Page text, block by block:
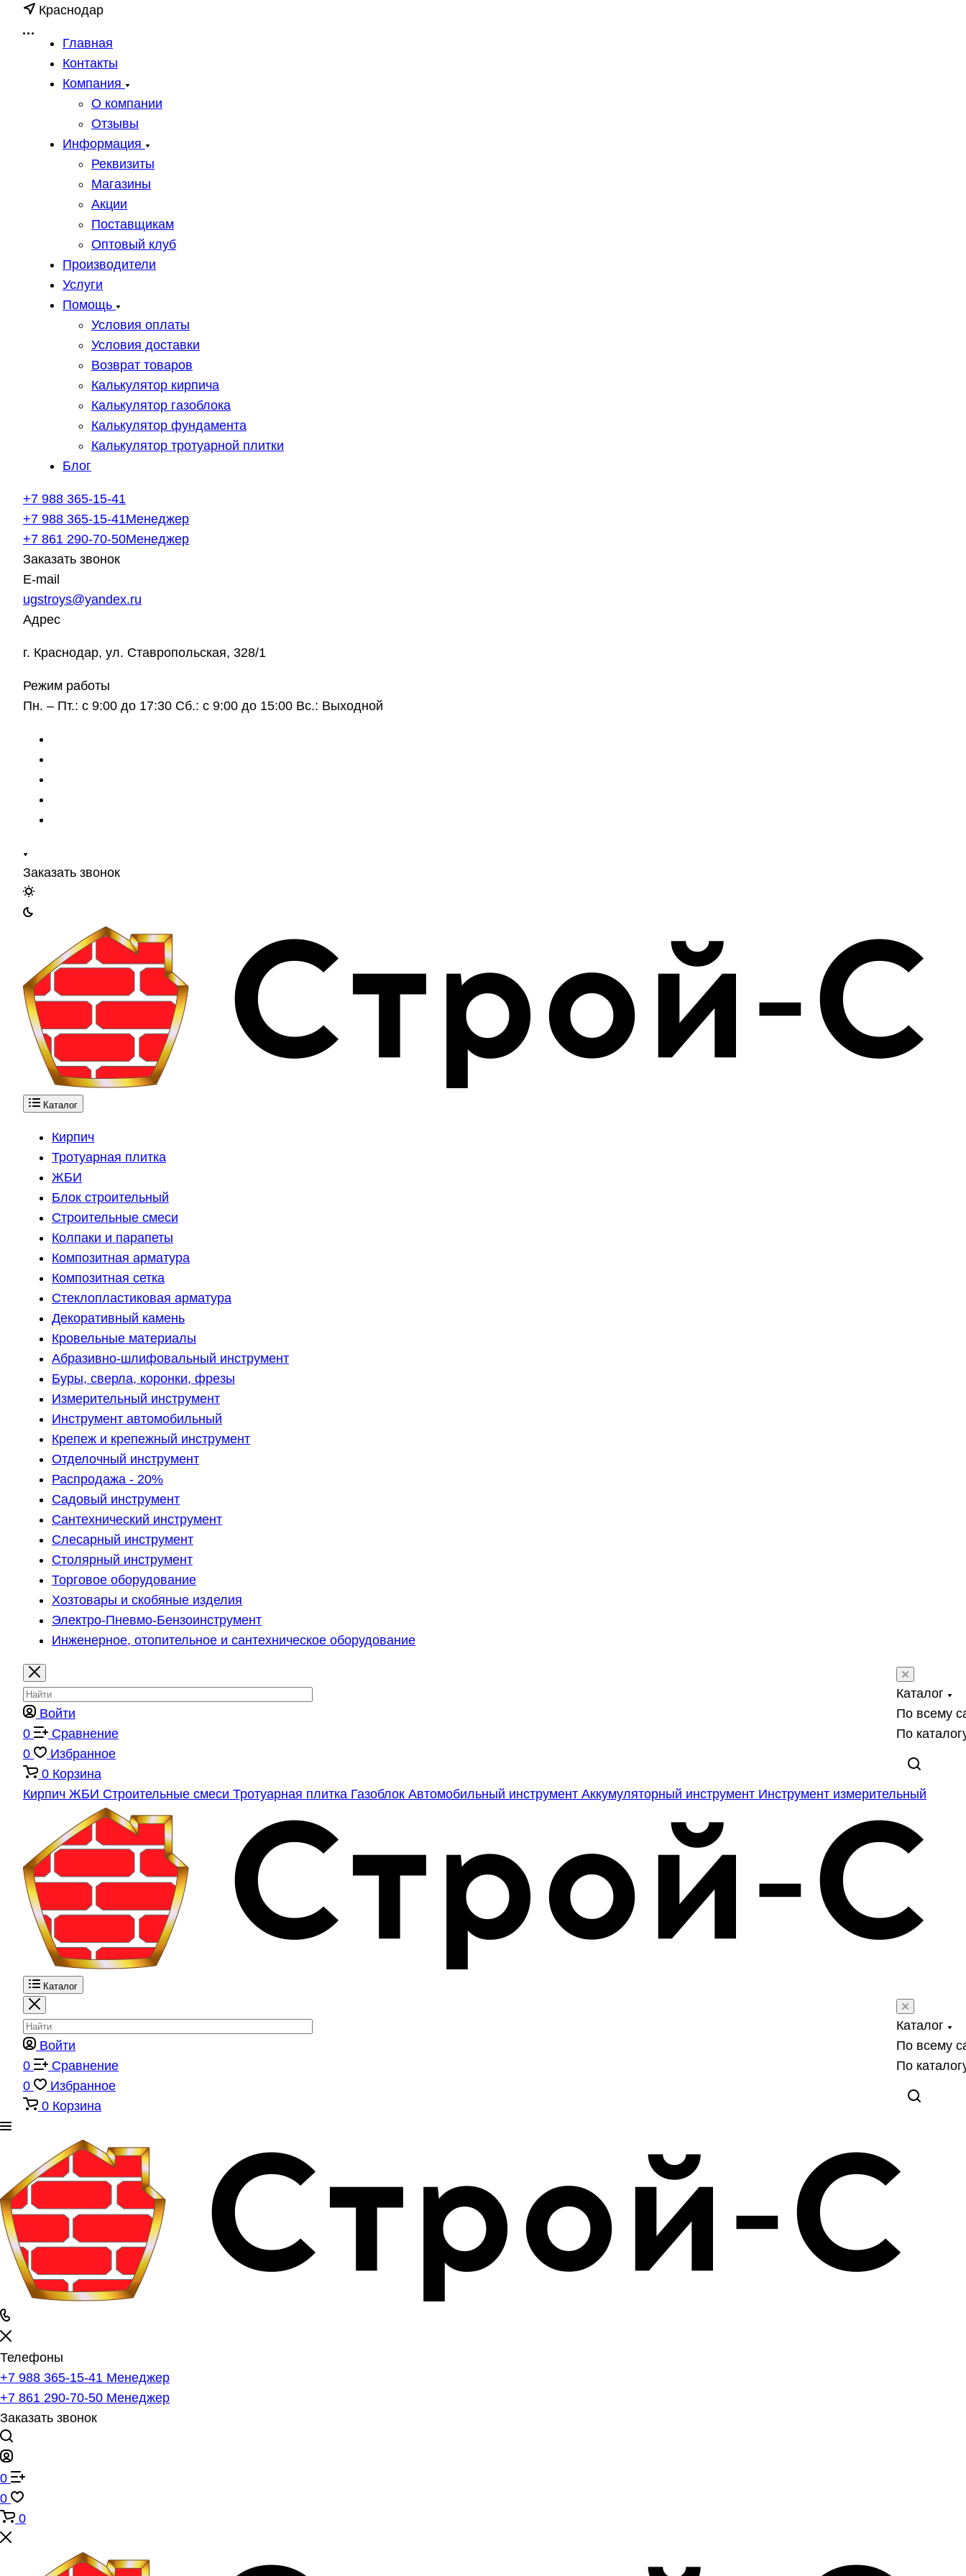
Краснодар
Главная
Контакты
Компания
О компании
Отзывы
Информация
Реквизиты
Магазины
Акции
Поставщикам
Оптовый клуб
Производители
Услуги
Помощь
Условия оплаты
Условия доставки
Возврат товаров
Калькулятор кирпича
Калькулятор газоблока
Калькулятор фундамента
Калькулятор тротуарной плитки
Блог
+7 988 365-15-41
+7 988 365-15-41Менеджер
+7 861 290-70-50Менеджер
Заказать звонок
E-mail
ugstroys@yandex.ru
Адрес
г. Краснодар, ул. Ставропольская, 328/1
Режим работы
Пн. – Пт.: с 9:00 до 17:30 Сб.: с 9:00 до 15:00 Вс.: Выходной
Заказать звонок
Каталог
Кирпич
Тротуарная плитка
ЖБИ
Блок строительный
Строительные смеси
Колпаки и парапеты
Композитная арматура
Композитная сетка
Стеклопластиковая арматура
Декоративный камень
Кровельные материалы
Абразивно-шлифовальный инструмент
Буры, сверла, коронки, фрезы
Измерительный инструмент
Инструмент автомобильный
Крепеж и крепежный инструмент
Отделочный инструмент
Распродажа - 20%
Садовый инструмент
Сантехнический инструмент
Слесарный инструмент
Столярный инструмент
Торговое оборудование
Хозтовары и скобяные изделия
Электро-Пневмо-Бензоинструмент
Инженерное, отопительное и сантехническое оборудование
Каталог
По всему
По
Войти
0
Сравнение
0
Избранное
0 Корзина
Кирпич ЖБИ Строительные смеси Тротуарная плитка Газоблок Автомобильный инструмент Аккумуляторный инструмент Инструмент измерительный
Каталог
Каталог
По всему
По
Войти
0
Сравнение
0
Избранное
0 Корзина
Телефоны
+7 988 365-15-41 Менеджер
+7 861 290-70-50 Менеджер
Заказать звонок
0
0
0